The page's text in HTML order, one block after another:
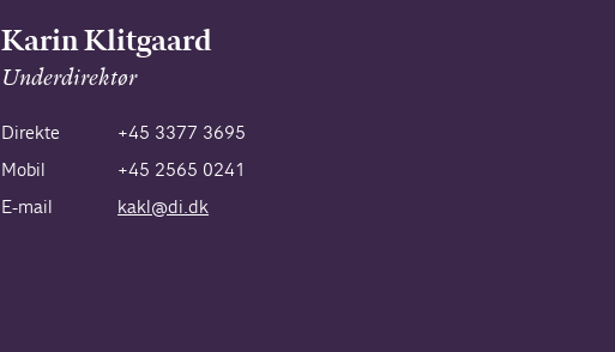
Karin Klitgaard
Underdirektør
Direkte
+45 3377 3695
Mobil
+45 2565 0241
E-mail
kakl@di.dk